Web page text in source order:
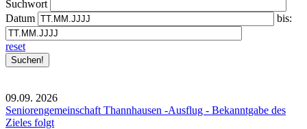
Suchwort
Datum
bis:
reset
09.09. 2026
Seniorengemeinschaft Thannhausen -Ausflug - Bekanntgabe des
Zieles folgt